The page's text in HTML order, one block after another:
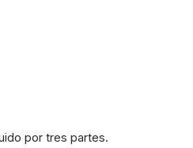
por tres partes.